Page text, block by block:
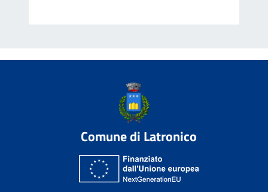
Comune di Latronico